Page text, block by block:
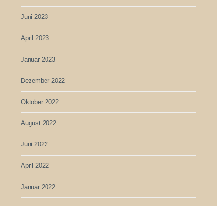
Juni 2023
April 2023
Januar 2023
Dezember 2022
Oktober 2022
August 2022
Juni 2022
April 2022
Januar 2022